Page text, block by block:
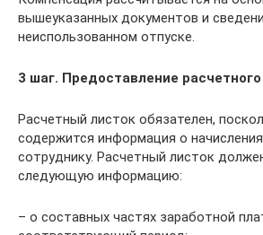
вышеуказанных документов и
неиспользованном отпуске.
3 шаг. Предоставление расчетного
Расчетный листок обязателен,
содержится информация о
сотруднику. Расчетный листок
следующую информацию:
– о составных частях заработной